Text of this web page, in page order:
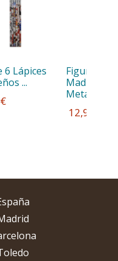
6 Lápices
...
Figura
Madroño
Metal
12,90 €